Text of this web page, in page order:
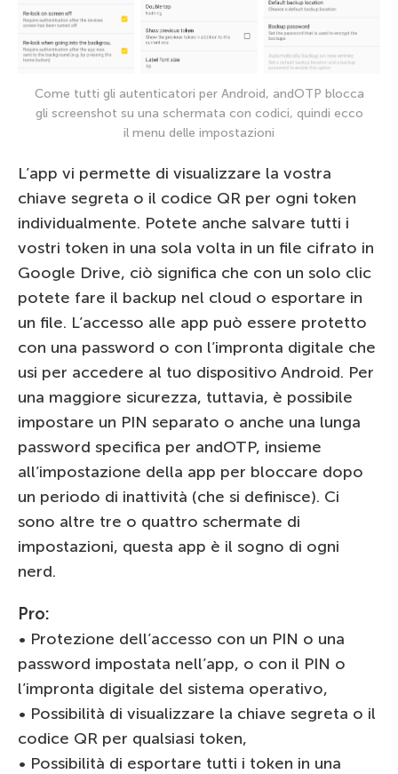
Come tutti gli autenticatori per Android, andOTP blocca
gli screenshot su una schermata con codici, quindi ecco
il menu delle impostazioni
L’app vi permette di visualizzare la vostra
chiave segreta o il codice QR per ogni token
individualmente. Potete anche salvare tutti i
vostri token in una sola volta in un file cifrato in
Google Drive, ciò significa che con un solo clic
potete fare il backup nel cloud o esportare in
un file. L’accesso alle app può essere protetto
con una password o con l’impronta digitale che
usi per accedere al tuo dispositivo Android. Per
una maggiore sicurezza, tuttavia, è possibile
impostare un PIN separato o anche una lunga
password specifica per andOTP, insieme
all’impostazione della app per bloccare dopo
un periodo di inattività (che si definisce). Ci
sono altre tre o quattro schermate di
impostazioni, questa app è il sogno di ogni
nerd.
Pro:
• Protezione dell’accesso con un PIN o una
password impostata nell’app, o con il PIN o
l’impronta digitale del sistema operativo,
• Possibilità di visualizzare la chiave segreta o il
codice QR per qualsiasi token,
• Possibilità di esportare tutti i token in una